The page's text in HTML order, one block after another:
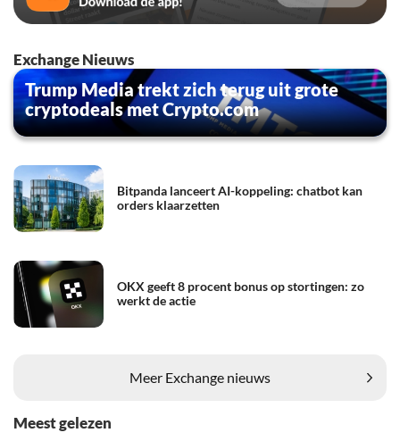
Exchange Nieuws
Trump Media trekt zich terug uit grote
cryptodeals met Crypto.com
Bitpanda lanceert AI-koppeling: chatbot kan
orders klaarzetten
OKX geeft 8 procent bonus op stortingen: zo
werkt de actie
Meer Exchange nieuws
Meest gelezen